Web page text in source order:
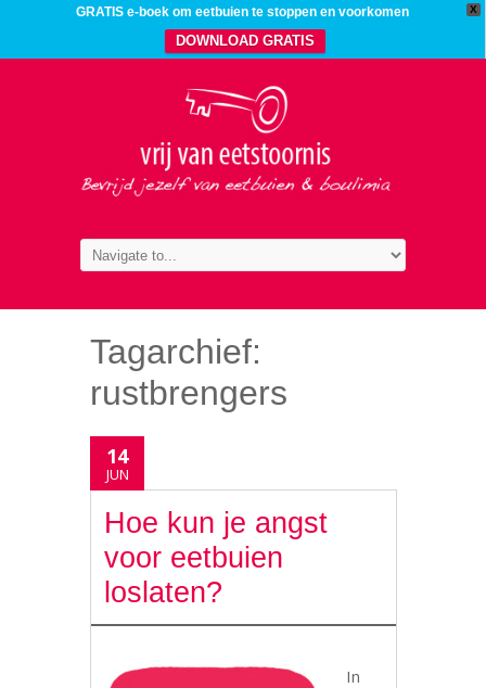
X
GRATIS e-boek om eetbuien te stoppen en voorkomen
DOWNLOAD GRATIS
Tagarchief:
rustbrengers
14
JUN
Hoe kun je angst
voor eetbuien
loslaten?
In